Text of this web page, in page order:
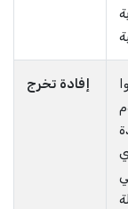
إفادة تخرج